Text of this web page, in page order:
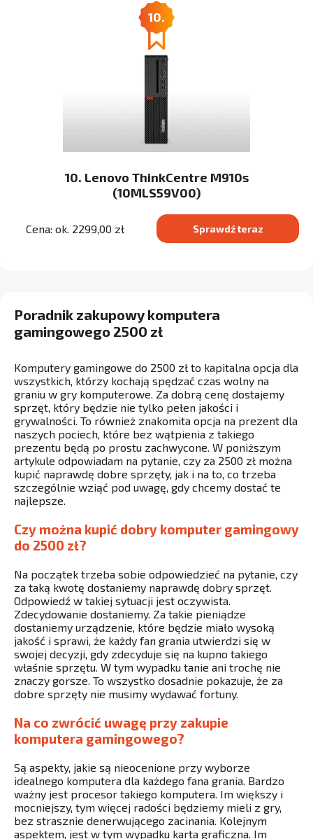
10.
10. Lenovo ThinkCentre M910s
(10MLS59V00)
Cena: ok. 2299,00 zł Sprawdź teraz
Poradnik zakupowy komputera
gamingowego 2500 zł
Komputery gamingowe do 2500 zł to kapitalna opcja dla
wszystkich, którzy kochają spędzać czas wolny na
graniu w gry komputerowe. Za dobrą cenę dostajemy
sprzęt, który będzie nie tylko pełen jakości i
grywalności. To również znakomita opcja na prezent dla
naszych pociech, które bez wątpienia z takiego
prezentu będą po prostu zachwycone. W poniższym
artykule odpowiadam na pytanie, czy za 2500 zł można
kupić naprawdę dobre sprzęty, jak i na to, co trzeba
szczególnie wziąć pod uwagę, gdy chcemy dostać te
najlepsze.
Czy można kupić dobry komputer gamingowy
do 2500 zł?
Na początek trzeba sobie odpowiedzieć na pytanie, czy
za taką kwotę dostaniemy naprawdę dobry sprzęt.
Odpowiedź w takiej sytuacji jest oczywista.
Zdecydowanie dostaniemy. Za takie pieniądze
dostaniemy urządzenie, które będzie miało wysoką
jakość i sprawi, że każdy fan grania utwierdzi się w
swojej decyzji, gdy zdecyduje się na kupno takiego
właśnie sprzętu. W tym wypadku tanie ani trochę nie
znaczy gorsze. To wszystko dosadnie pokazuje, że za
dobre sprzęty nie musimy wydawać fortuny.
Na co zwrócić uwagę przy zakupie
komputera gamingowego?
Są aspekty, jakie są nieocenione przy wyborze
idealnego komputera dla każdego fana grania. Bardzo
ważny jest procesor takiego komputera. Im większy i
mocniejszy, tym więcej radości będziemy mieli z gry,
bez strasznie denerwującego zacinania. Kolejnym
aspektem, jest w tym wypadku karta graficzna. Im